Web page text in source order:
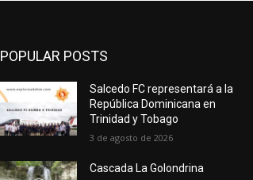
POPULAR POSTS
Salcedo FC representará a la
República Dominicana en
Trinidad y Tobago
3 de agosto de 2026
Cascada La Golondrina